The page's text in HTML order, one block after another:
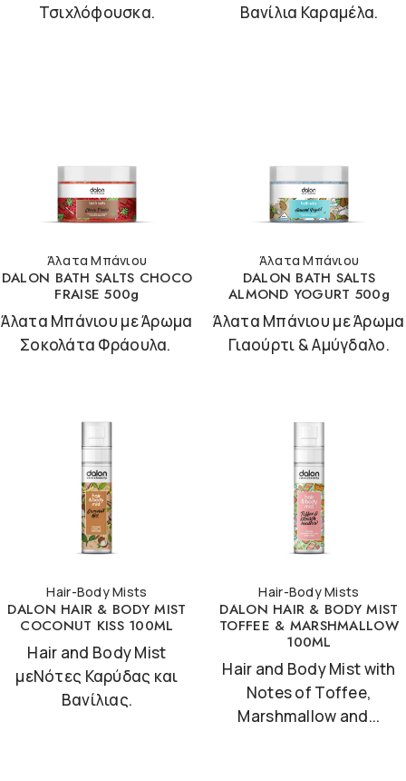
Τσιχλόφουσκα.
Βανίλια Καραμέλα.
Άλατα Μπάνιου
DALON BATH SALTS CHOCO
FRAISE 500g
Άλατα Μπάνιου με Άρωμα
Σοκολάτα Φράουλα.
Άλατα Μπάνιου
DALON BATH SALTS
ALMOND YOGURT 500g
Άλατα Μπάνιου με Άρωμα
Γιαούρτι & Αμύγδαλο.
Hair-Body Mists
DALON HAIR & BODY MIST
COCONUT KISS 100ML
Hair and Body Mist
μεΝότες Καρύδας και
Βανίλιας.
Hair-Body Mists
DALON HAIR & BODY MIST
TOFFEE & MARSHMALLOW
100ML
Hair and Body Mist with
Notes of Toffee,
Marshmallow and...